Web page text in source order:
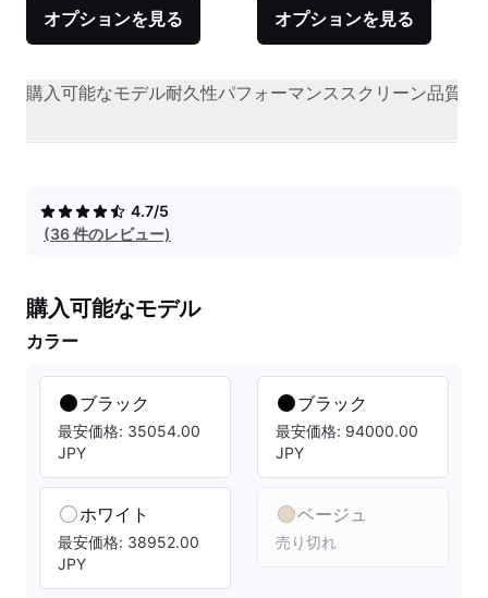
オプションを見る オプションを見る
購入可能なモデル耐久性パフォーマンススクリーン品質
4.7/5
(36 件のレビュー)
購入可能なモデル
カラー
ブラック
最安価格: 35054.00
JPY
ホワイト
最安価格: 38952.00
JPY
ブラック
最安価格: 94000.00
JPY
ベージュ
売り切れ